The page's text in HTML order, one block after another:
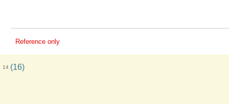
Reference only
14 (16)